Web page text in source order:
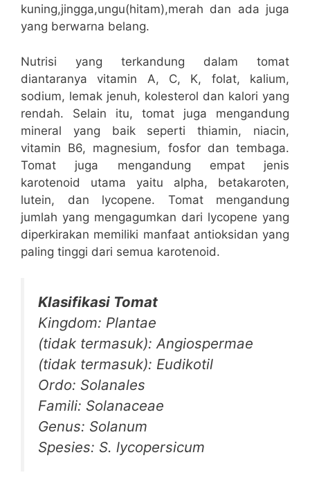
kuning,jingga,ungu(hitam),merah dan ada juga
yang berwarna belang.
Nutrisi yang terkandung dalam tomat
diantaranya vitamin A, C, K, folat, kalium,
sodium, lemak jenuh, kolesterol dan kalori yang
rendah. Selain itu, tomat juga mengandung
mineral yang baik seperti thiamin, niacin,
vitamin B6, magnesium, fosfor dan tembaga.
Tomat juga mengandung empat jenis
karotenoid utama yaitu alpha, betakaroten,
lutein, dan lycopene. Tomat mengandung
jumlah yang mengagumkan dari lycopene yang
diperkirakan memiliki manfaat antioksidan yang
paling tinggi dari semua karotenoid.
Klasifikasi Tomat
Kingdom: Plantae
(tidak termasuk): Angiospermae
(tidak termasuk): Eudikotil
Ordo: Solanales
Famili: Solanaceae
Genus: Solanum
Spesies: S. lycopersicum